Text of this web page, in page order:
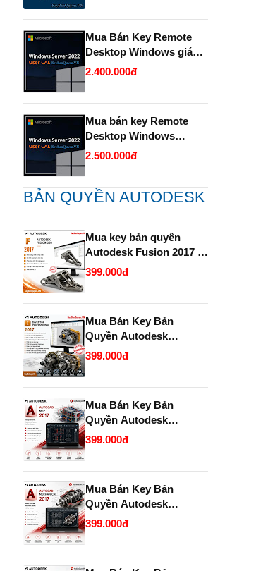
Mua Bán Key Remote
Desktop Windows giá
rẻ- Uy tín.
2.400.000đ
Mua bán key Remote
Desktop Windows
Server bản quyền giá rẻ
- Uy Tín.
2.500.000đ
BẢN QUYỀN AUTODESK
Mua key bản quyên
Autodesk Fusion 2017 -
2028 chính hãng giá rẻ.
399.000đ
Mua Bán Key Bản
Quyền Autodesk
Inventor Professional
2017 Chính Hãng, Uy
Tín, Giá Tốt Tại
399.000đ
Mua Bán Key Bản
Quyền Autodesk
AutoCAD MEP 2017
Chính Hãng Giá Tốt Tại
399.000đ
Mua Bán Key Bản
Quyền Autodesk
AutoCAD Mechanical
2017 Chính Hãng Giá Tốt
399.000đ